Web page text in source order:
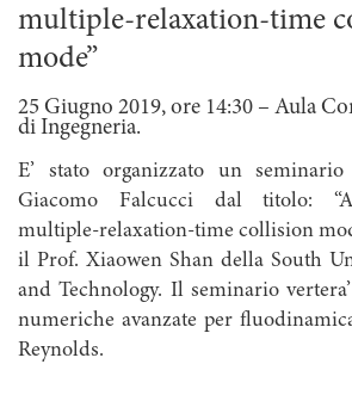
multiple-relaxation-time
mode”
25 Giugno 2019, ore 14:30 – Aula
di Ingegneria.
E’ stato organizzato un
Giacomo Falcucci dal titolo:
multiple-relaxation-time collision
il Prof. Xiaowen Shan della South
and Technology. Il seminario
numeriche avanzate per
Reynolds.